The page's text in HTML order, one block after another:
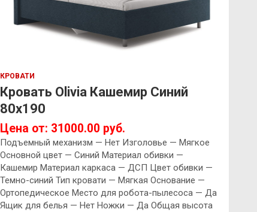
КРОВАТИ
Кровать Olivia Кашемир Синий
80х190
Цена от: 31000.00 руб.
Подъемный механизм — Нет Изголовье — Мягкое
Основной цвет — Синий Материал обивки —
Кашемир Материал каркаса — ДСП Цвет обивки —
Темно-синий Тип кровати — Мягкая Основание —
Ортопедическое Место для робота-пылесоса — Да
Ящик для белья — Нет Ножки — Да Общая высота